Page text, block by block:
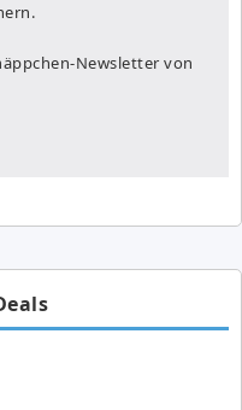
Newsletter von